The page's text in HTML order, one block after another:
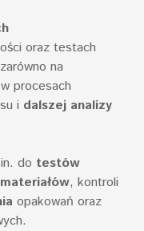
oraz testach
na
procesach
i dalszej analizy
do testów
, kontroli
opakowań oraz